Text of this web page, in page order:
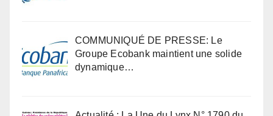
COMMUNIQUÉ DE PRESSE: Le
Groupe Ecobank maintient une solide
dynamique…